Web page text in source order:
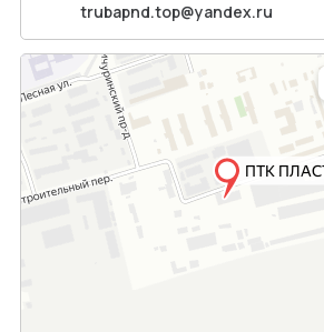
trubapnd.top@yandex.ru